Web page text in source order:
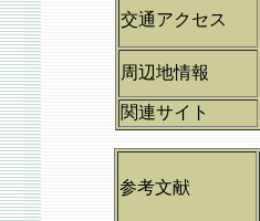
交通アクセス
周辺地情報
関連サイト
参考文献